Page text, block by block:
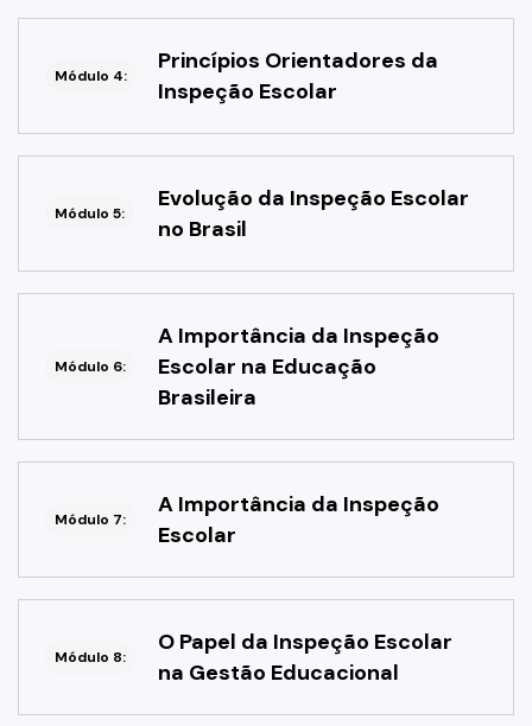
Módulo 4:
Princípios Orientadores da
Inspeção Escolar
Módulo 5:
Evolução da Inspeção Escolar
no Brasil
Módulo 6:
A Importância da Inspeção
Escolar na Educação
Brasileira
Módulo 7:
A Importância da Inspeção
Escolar
Módulo 8:
O Papel da Inspeção Escolar
na Gestão Educacional